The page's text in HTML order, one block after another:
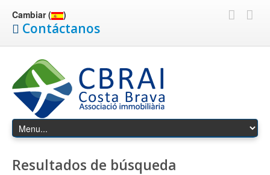
Cambiar ( )
Contáctanos
Resultados de búsqueda